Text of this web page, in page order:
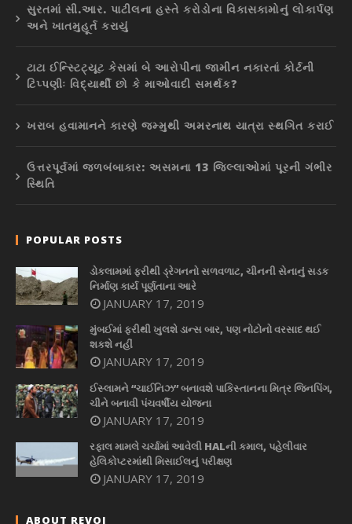
સુરતમાં સી.આર. પાટીલના હસ્તે કરોડોના વિકાસકામોનું લોકાર્પણ
અને ખાતમુહૂર્ત કરાયું
ટાટા ઈન્સ્ટિટ્યૂટ કેસમાં બે આરોપીના જામીન નકારતાં કોર્ટની
ટિપ્પણીઃ વિદ્યાર્થી છો કે માઓવાદી સમર્થક?
ખરાબ હવામાનને કારણે જમ્મુથી અમરનાથ યાત્રા સ્થગિત કરાઈ
ઉત્તરપૂર્વમાં જળબંબાકાર: અસમના 13 જિલ્લાઓમાં પૂરની ગંભીર
સ્થિતિ
POPULAR POSTS
ડોકલામમાં ફરીથી ડ્રેગનનો સળવળાટ, ચીનની સેનાનું સડક
નિર્માણ કાર્ય પૂર્ણતાના આરે
JANUARY 17, 2019
મુંબઈમાં ફરીથી ખુલશે ડાન્સ બાર, પણ નોટોનો વરસાદ થઈ
શકશે નહીં
JANUARY 17, 2019
ઈસ્લામને “ચાઈનિઝ” બનાવશે પાકિસ્તાનના મિત્ર જિનપિંગ,
ચીને બનાવી પંચવર્ષીય યોજના
JANUARY 17, 2019
રફાલ મામલે ચર્ચામાં આવેલી HALની કમાલ, પહેલીવાર
હેલિકોપ્ટરમાંથી મિસાઈલનું પરીક્ષણ
JANUARY 17, 2019
ABOUT REVOI